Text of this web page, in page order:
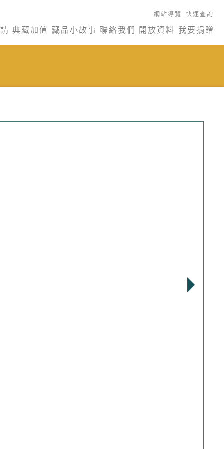
網站導覽 快速查詢
典藏加值 藏品小故事 聯絡我們 開放資料 我要捐贈